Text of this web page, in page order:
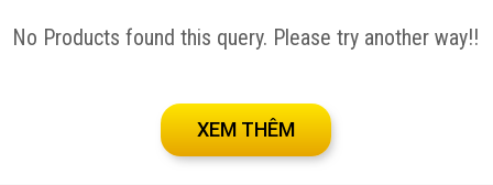
No Products found this query. Please try another way!!
XEM THÊM